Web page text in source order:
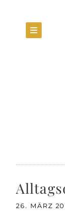
26. MÄRZ